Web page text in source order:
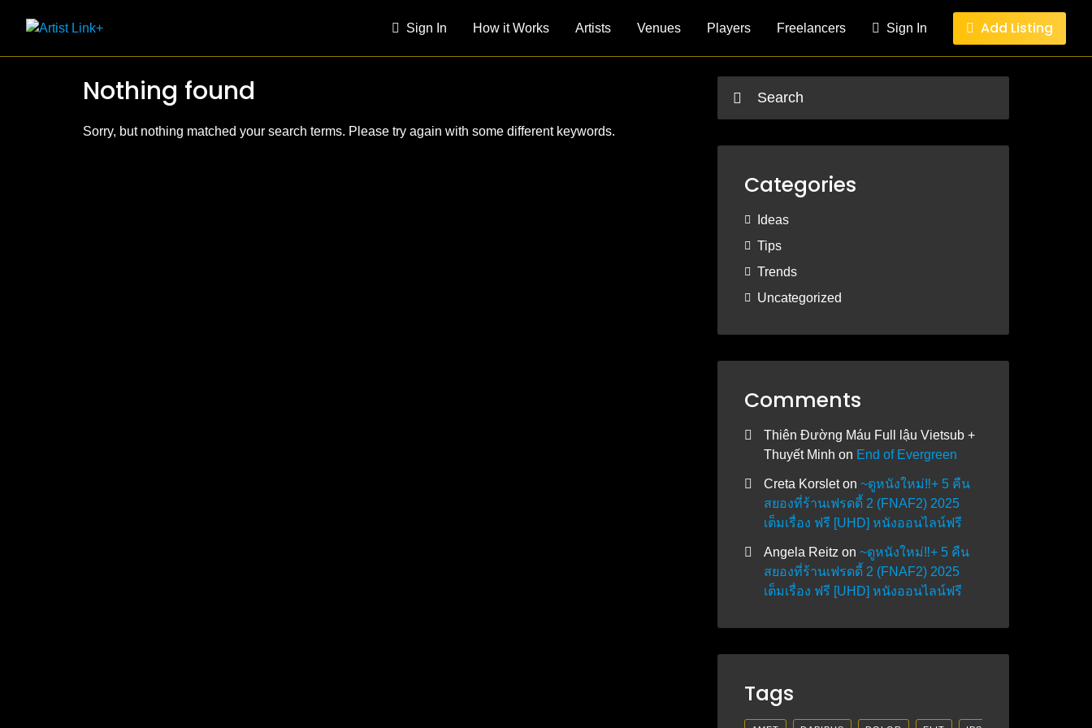
Sign In How it Works Artists Venues Players Freelancers Sign In Add Listing
Nothing found
Sorry, but nothing matched your search terms. Please try again with some different keywords.
Categories
Ideas
Tips
Trends
Uncategorized
Comments
Thiên Đường Máu Full lậu Vietsub +
Thuyết Minh on End of Evergreen
Creta Korsleton~ดูหนังใหม่‼️+ 5 คืน
สยองที่ร้านเฟรดดี้ 2 (FNAF2) 2025
เต็มเรื่อง ฟรี [UHD] หนังออนไลน์ฟรี
Angela Reitz on~ดูหนังใหม่‼️+ 5 คืน
สยองที่ร้านเฟรดดี้ 2 (FNAF2) 2025
เต็มเรื่อง ฟรี [UHD] หนังออนไลน์ฟรี
Tags